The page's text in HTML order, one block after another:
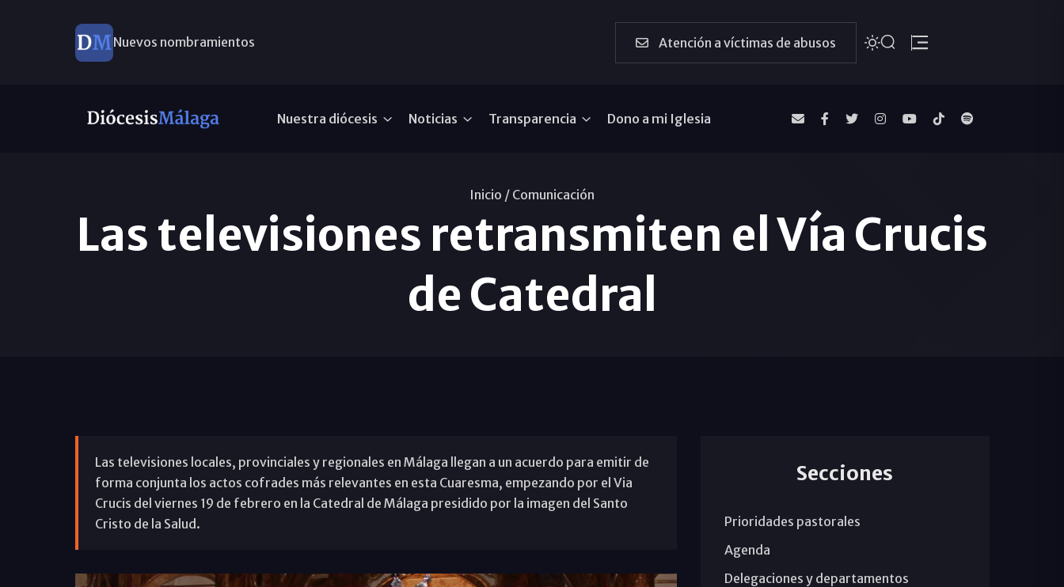
Nuevos nombramientos Atención a víctimas de abusos
Nuestra diócesis Noticias Transparencia Dono a mi Iglesia
Inicio / Comunicación
Las televisiones retransmiten el Vía Crucis
de Catedral
Las televisiones locales, provinciales y regionales en Málaga llegan a un acuerdo para emitir de
forma conjunta los actos cofrades más relevantes en esta Cuaresma, empezando por el Via
Crucis del viernes 19 de febrero en la Catedral de Málaga presidido por la imagen del Santo
Cristo de la Salud.
Secciones
Prioridades pastorales
Agenda
Delegaciones y departamentos